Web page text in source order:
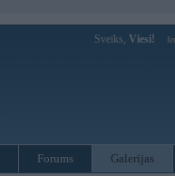
Sveiks, Viesi!
Forums Galerijas